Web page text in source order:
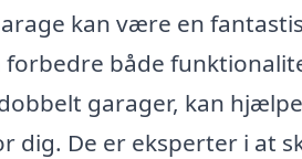
kan være en
både
garager, kan
dig. De er eksperter i at